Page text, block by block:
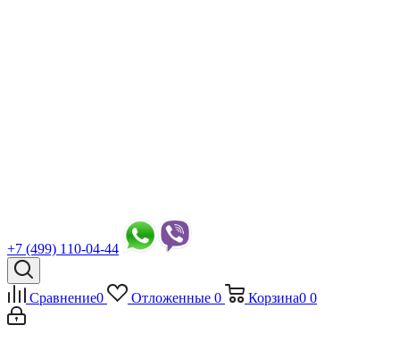
+7 (499) 110-04-44
Сравнение0 Отложенные 0 Корзина0 0